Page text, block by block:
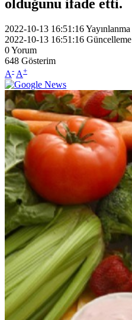
olduğunu ifade etti.
2022-10-13 16:51:16Yayınlanma
2022-10-13 16:51:16 Güncelleme
0Yorum
648 Gösterim
A- A+